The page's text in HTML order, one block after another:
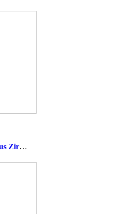
Flaschenöffner aus Zirbe Männer Werkzeug